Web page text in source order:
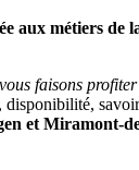
aux métiers de
faisons
et Miramont-